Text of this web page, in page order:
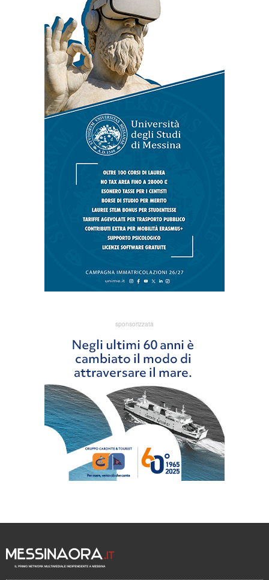
sponsorizzata